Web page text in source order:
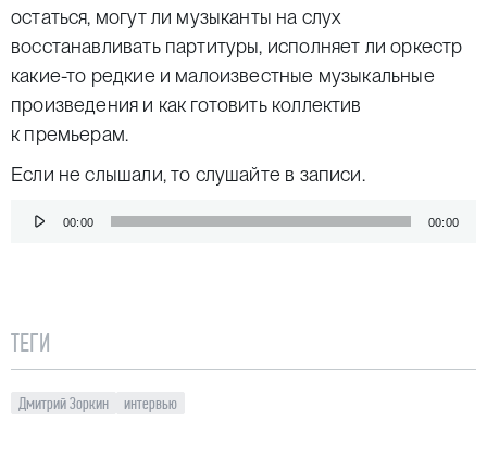
остаться, могут ли музыканты на слух
восстанавливать партитуры, исполняет ли оркестр
какие-то редкие и малоизвестные музыкальные
произведения и как готовить коллектив
к премьерам.
Если не слышали, то слушайте в записи.
Аудиоплеер
00:00 00:00
ТЕГИ
Дмитрий Зоркин интервью